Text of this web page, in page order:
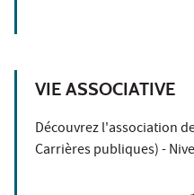
VIE ASSOCIATIVE
Découvrez l'association
Carrières publiques) -